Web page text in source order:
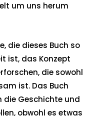
um uns herum
die dieses Buch so
ist, das Konzept
die sowohl
ist. Das Buch
die Geschichte und
obwohl es etwas